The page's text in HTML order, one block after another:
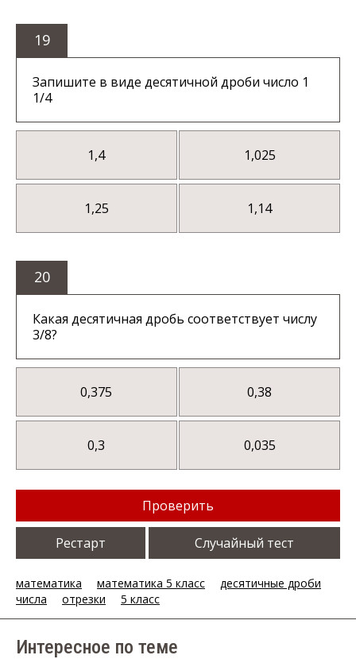
19
Запишите в виде десятичной дроби число 1
1/4
1,4 1,025
1,25 1,14
20
Какая десятичная дробь соответствует числу
3/8?
0,375 0,38
0,3 0,035
Проверить
Рестарт Случайный тест
математика математика 5 класс
десятичные дроби
числа
отрезки 5 класс
Интересное по теме